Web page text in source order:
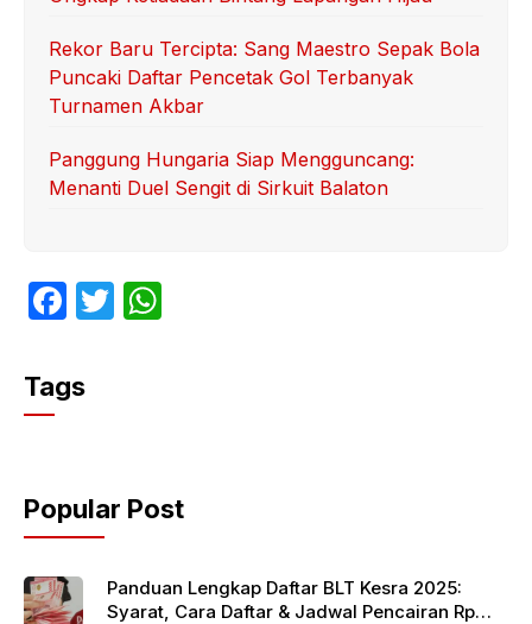
Rekor Baru Tercipta: Sang Maestro Sepak Bola
Puncaki Daftar Pencetak Gol Terbanyak
Turnamen Akbar
Panggung Hungaria Siap Mengguncang:
Menanti Duel Sengit di Sirkuit Balaton
F
c
e
o
o
k
T
p
p
Tags
Popular Post
Panduan Lengkap Daftar BLT Kesra 2025:
Syarat, Cara Daftar & Jadwal Pencairan Rp